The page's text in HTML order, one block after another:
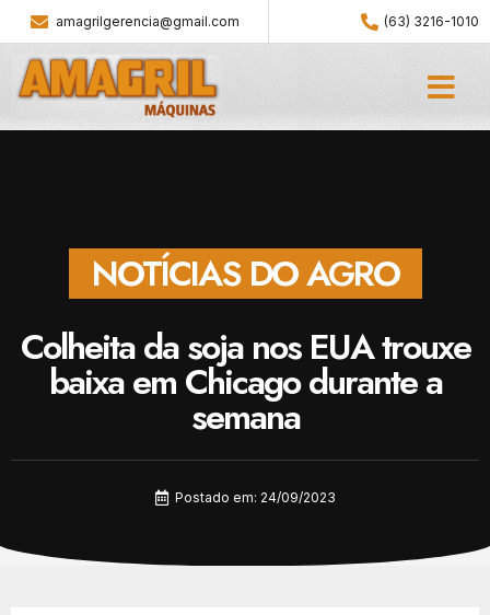
amagrilgerencia@gmail.com (63) 3216-1010
NOTÍCIAS DO AGRO
Colheita da soja nos EUA trouxe
baixa em Chicago durante a
semana
Postado em: 24/09/2023